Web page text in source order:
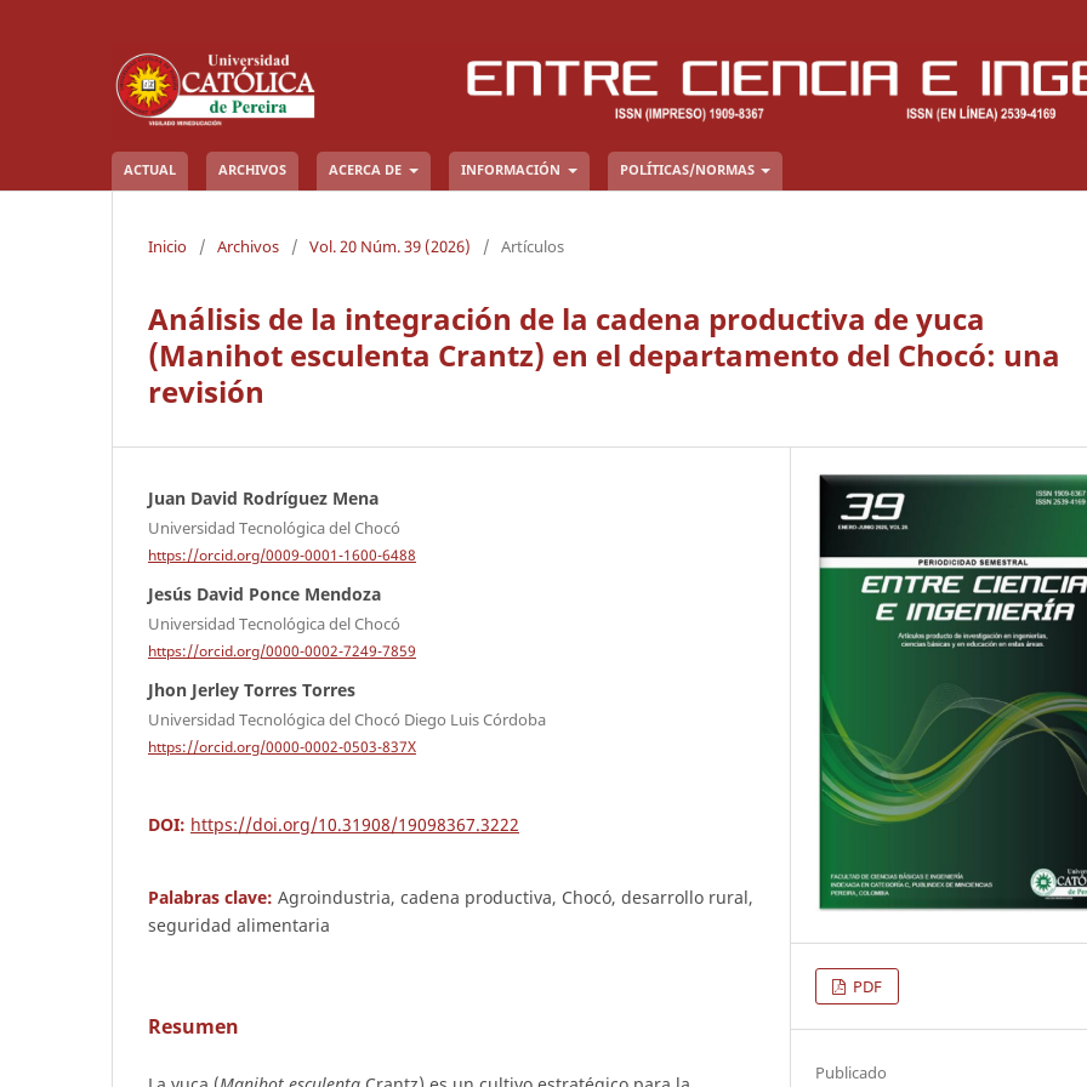
ACTUAL ARCHIVOS ACERCA DE INFORMACIÓN POLÍTICAS/NORMAS
Inicio / Archivos / Vol. 20 Núm. 39 (2026) / Artículos
Análisis de la integración de la cadena productiva de yuca
(Manihot esculenta Crantz) en el departamento del Chocó: una
revisión
Juan David Rodríguez Mena
Universidad Tecnológica del Chocó
https://orcid.org/0009-0001-1600-6488
Jesús David Ponce Mendoza
Universidad Tecnológica del Chocó
https://orcid.org/0000-0002-7249-7859
Jhon Jerley Torres Torres
Universidad Tecnológica del Chocó Diego Luis Córdoba
https://orcid.org/0000-0002-0503-837X
DOI: https://doi.org/10.31908/19098367.3222
Palabras clave: Agroindustria, cadena productiva, Chocó, desarrollo rural,
seguridad alimentaria
Resumen
PDF
Publicado